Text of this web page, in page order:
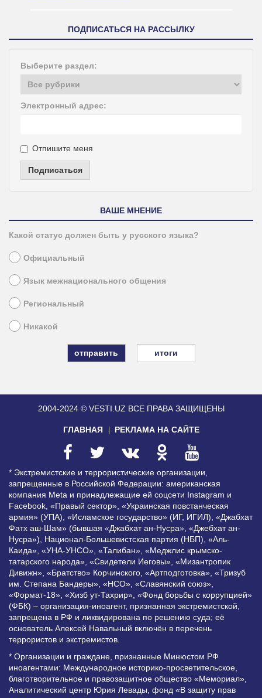
ПОДПИСАТЬСЯ НА РАССЫЛКУ
Выберите раздел:
Электронный адрес:
Отпишите меня
Подписаться
ВАШЕ МНЕНИЕ
Какой статус должен быть у русского языка?
Официальный
Язык межнационального общения
Региональный
Никакой
итоги
2004-2024 © VESTI.UZ ВСЕ ПРАВА ЗАЩИЩЕНЫ
ГЛАВНАЯ РЕКЛАМА НА САЙТЕ
* Экстремистские и террористические организации,
запрещенные в Российской Федерации: американская
компания Meta и принадлежащие ей соцсети Instagram и
Facebook, «Правый сектор», «Украинская повстанческая
армия» (УПА), «Исламское государство» (ИГ, ИГИЛ), «Джабхат
Фатх аш-Шам» (бывшая «Джабхат ан-Нусра», «Джебхат ан-
Нусра»), Национал-Большевистская партия (НБП), «Аль-
Каида», «УНА-УНСО», «Талибан», «Меджлис крымско-
татарского народа», «Свидетели Иеговы», «Мизантропик
Дивижн», «Братство» Корчинского, «Артподготовка», «Тризуб
им. Степана Бандеры», «НСО», «Славянский союз»,
«Формат-18», «Хизб ут-Тахрир», «Фонд борьбы с коррупцией»
(ФБК) – организация-иноагент, признанная экстремистской,
запрещена в РФ и ликвидирована по решению суда; её
основатель Алексей Навальный включён в перечень
террористов и экстремистов.
* Организации и граждане, признанные Минюстом РФ
иноагентами: Международное историко-просветительское,
благотворительное и правозащитное общество «Мемориал»,
Аналитический центр Юрия Левады, фонд «В защиту прав